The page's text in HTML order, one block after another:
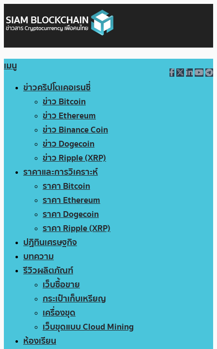
เมนู
ข่าวคริปโตเคอเรนซี่
ข่าว Bitcoin
ข่าว Ethereum
ข่าว Binance Coin
ข่าว Dogecoin
ข่าว Ripple (XRP)
ราคาและการวิเคราะห์
ราคา Bitcoin
ราคา Ethereum
ราคา Dogecoin
ราคา Ripple (XRP)
ปฏิทินเศรษฐกิจ
บทความ
รีวิวผลิตภัณฑ์
เว็บซื้อขาย
กระเป๋าเก็บเหรียญ
เครื่องขุด
เว็บขุดแบบ Cloud Mining
ห้องเรียน